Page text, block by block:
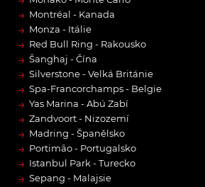
→ Montréal - Kanada
→ Monza - Itálie
→ Red Bull Ring - Rakousko
→ Šanghaj - Čína
→ Silverstone - Velká Británie
→ Spa-Francorchamps - Belgie
→ Yas Marina - Abú Zabí
→ Zandvoort - Nizozemí
→ Madring - Španělsko
→ Portimão - Portugalsko
→ Istanbul Park - Turecko
→ Sepang - Malajsie